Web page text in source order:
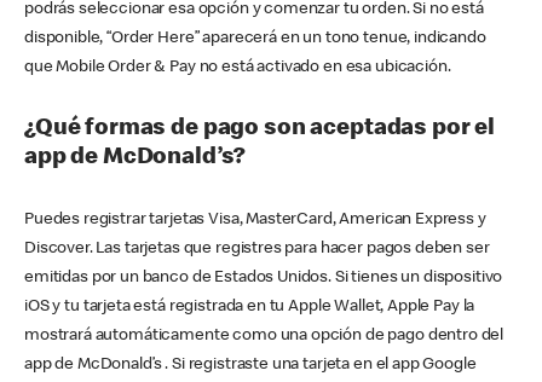
podrás seleccionar esa opción y comenzar tu orden. Si no está
disponible, “Order Here” aparecerá en un tono tenue, indicando
que Mobile Order & Pay no está activado en esa ubicación.
¿Qué formas de pago son aceptadas por el
app de McDonald’s?
Puedes registrar tarjetas Visa, MasterCard, American Express y
Discover. Las tarjetas que registres para hacer pagos deben ser
emitidas por un banco de Estados Unidos. Si tienes un dispositivo
iOS y tu tarjeta está registrada en tu Apple Wallet, Apple Pay la
mostrará automáticamente como una opción de pago dentro del
app de McDonald’s . Si registraste una tarjeta en el app Google